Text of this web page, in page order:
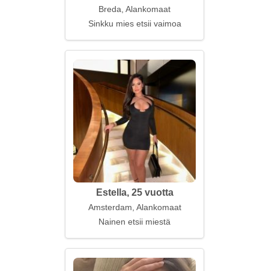
Breda, Alankomaat
Sinkku mies etsii vaimoa
Estella, 25 vuotta
Amsterdam, Alankomaat
Nainen etsii miestä